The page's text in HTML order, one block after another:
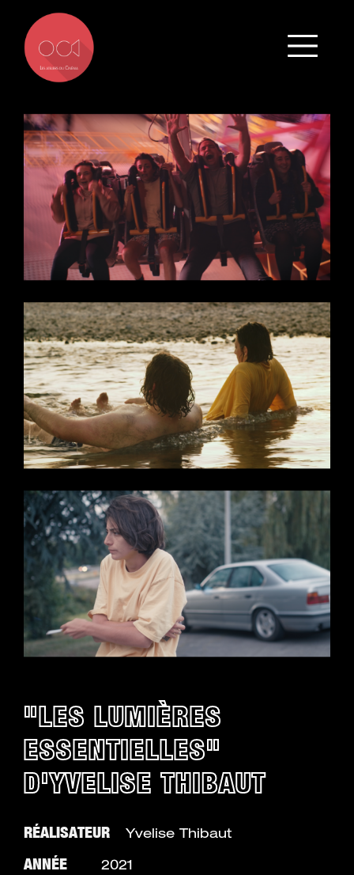
"LES LUMIÈRES
ESSENTIELLES"
D'YVELISE THIBAUT
RÉALISATEUR Yvelise Thibaut
ANNÉE 2021